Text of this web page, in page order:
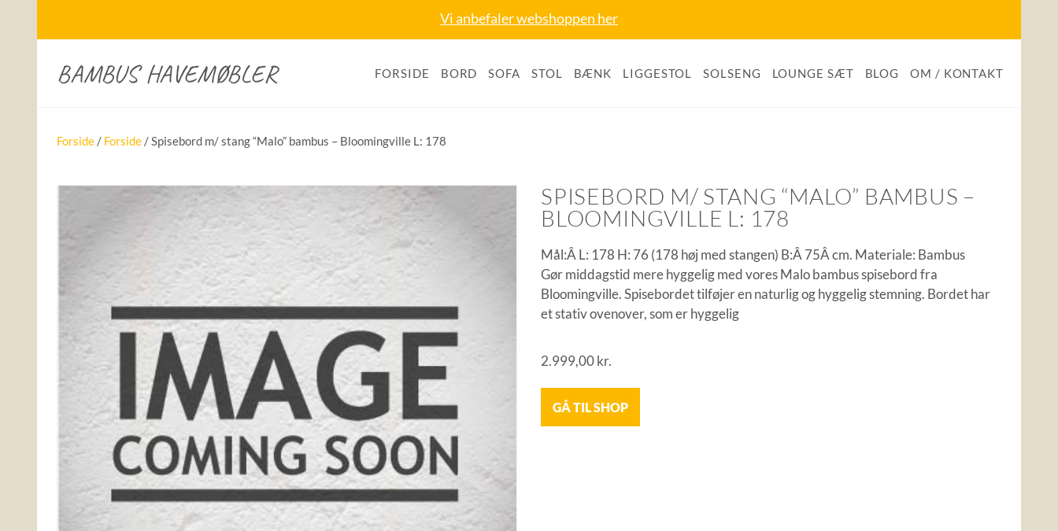
Vi anbefaler webshoppen her
BAMBUS HAVEMØBLER FORSIDE BORD SOFA STOL BÆNK LIGGESTOL SOLSENG LOUNGE SÆT BLOG OM / KONTAKT
Forside / Forside / Spisebord m/ stang “Malo” bambus – Bloomingville L: 178
SPISEBORD M/ STANG “MALO” BAMBUS –
BLOOMINGVILLE L: 178
Mål:Â L: 178 H: 76 (178 høj med stangen) B:Â 75Â cm. Materiale: Bambus
Gør middagstid mere hyggelig med vores Malo bambus spisebord fra
Bloomingville. Spisebordet tilføjer en naturlig og hyggelig stemning. Bordet har
et stativ ovenover, som er hyggelig
2.999,00kr.
GÅ TIL SHOP